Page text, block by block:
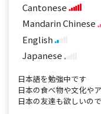
Cantonese
Mandarin Chinese
English
Japanese
日本語を勉強中です
日本の食べ物や文化や
日本の友達も欲しいの